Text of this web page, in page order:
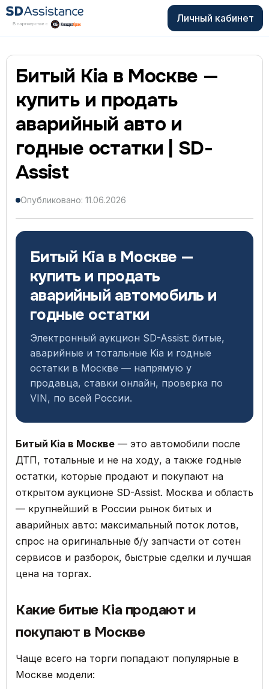
Личный кабинет
Битый Kia в Москве —
купить и продать
аварийный авто и
годные остатки | SD-
Assist
Опубликовано: 11.06.2026
Битый Kia в Москве —
купить и продать
аварийный автомобиль и
годные остатки
Электронный аукцион SD-Assist: битые,
аварийные и тотальные Kia и годные
остатки в Москве — напрямую у
продавца, ставки онлайн, проверка по
VIN, по всей России.
Битый Kia в Москве — это автомобили после
ДТП, тотальные и не на ходу, а также годные
остатки, которые продают и покупают на
открытом аукционе SD-Assist. Москва и область
— крупнейший в России рынок битых и
аварийных авто: максимальный поток лотов,
спрос на оригинальные б/у запчасти от сотен
сервисов и разборок, быстрые сделки и лучшая
цена на торгах.
Какие битые Kia продают и
покупают в Москве
Чаще всего на торги попадают популярные в
Москве модели: